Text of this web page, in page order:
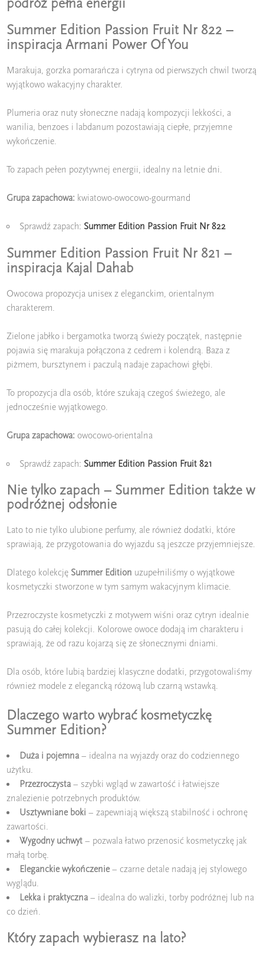
Summer Edition Passion Fruit Nr 822 –
inspiracja Armani Power Of You
Marakuja, gorzka pomarańcza i cytryna od pierwszych chwil tworzą
wyjątkowo wakacyjny charakter.
Plumeria oraz nuty słoneczne nadają kompozycji lekkości, a
wanilia, benzoes i labdanum pozostawiają ciepłe, przyjemne
wykończenie.
To zapach pełen pozytywnej energii, idealny na letnie dni.
Grupa zapachowa: kwiatowo-owocowo-gourmand
Sprawdź zapach: Summer Edition Passion Fruit Nr 822
Summer Edition Passion Fruit Nr 821 –
inspiracja Kajal Dahab
Owocowa propozycja unisex z eleganckim, orientalnym
charakterem.
Zielone jabłko i bergamotka tworzą świeży początek, następnie
pojawia się marakuja połączona z cedrem i kolendrą. Baza z
piżmem, bursztynem i paczulą nadaje zapachowi głębi.
To propozycja dla osób, które szukają czegoś świeżego, ale
jednocześnie wyjątkowego.
Grupa zapachowa: owocowo-orientalna
Sprawdź zapach: Summer Edition Passion Fruit 821
Nie tylko zapach – Summer Edition także w
podróżnej odsłonie
Lato to nie tylko ulubione perfumy, ale również dodatki, które
sprawiają, że przygotowania do wyjazdu są jeszcze przyjemniejsze.
Dlatego kolekcję Summer Edition uzupełniliśmy o wyjątkowe
kosmetyczki stworzone w tym samym wakacyjnym klimacie.
Przezroczyste kosmetyczki z motywem wiśni oraz cytryn idealnie
pasują do całej kolekcji. Kolorowe owoce dodają im charakteru i
sprawiają, że od razu kojarzą się ze słonecznymi dniami.
Dla osób, które lubią bardziej klasyczne dodatki, przygotowaliśmy
również modele z elegancką różową lub czarną wstawką.
Dlaczego warto wybrać kosmetyczkę
Summer Edition?
Duża i pojemna – idealna na wyjazdy oraz do codziennego
użytku.
Przezroczysta – szybki wgląd w zawartość i łatwiejsze
znalezienie potrzebnych produktów.
Usztywniane boki – zapewniają większą stabilność i ochronę
zawartości.
Wygodny uchwyt – pozwala łatwo przenosić kosmetyczkę jak
małą torbę.
Eleganckie wykończenie– czarne detale nadają jej stylowego
wyglądu.
Lekka i praktyczna – idealna do walizki, torby podróżnej lub na
co dzień.
Który zapach wybierasz na lato?